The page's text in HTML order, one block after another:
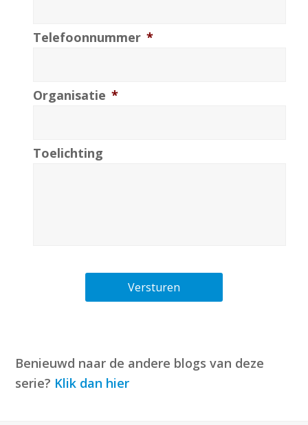
Telefoonnummer *
Organisatie *
Toelichting
Versturen
Benieuwd naar de andere blogs van deze
serie? Klik dan hier